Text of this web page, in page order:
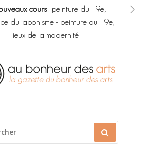
cours: peinture du 19e,
du japonisme- peinture du 19e,
lieux de la modernité